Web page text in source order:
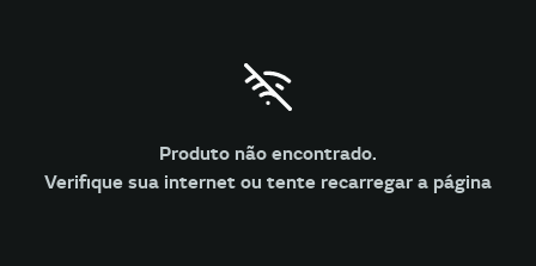
Produto não encontrado.
Verifique sua internet ou tente recarregar a página